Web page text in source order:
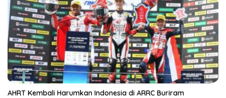
AHRT Kembali Harumkan Indonesia di ARRC Buriram